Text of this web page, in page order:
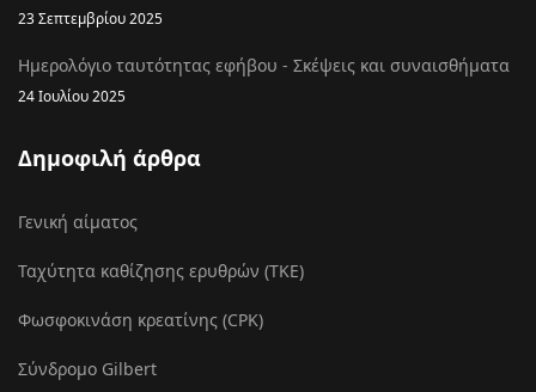
23 Σεπτεμβρίου 2025
Ημερολόγιο ταυτότητας εφήβου - Σκέψεις και συναισθήματα
24 Ιουλίου 2025
Δημοφιλή άρθρα
Γενική αίματος
Ταχύτητα καθίζησης ερυθρών (ΤΚΕ)
Φωσφοκινάση κρεατίνης (CPK)
Σύνδρομο Gilbert